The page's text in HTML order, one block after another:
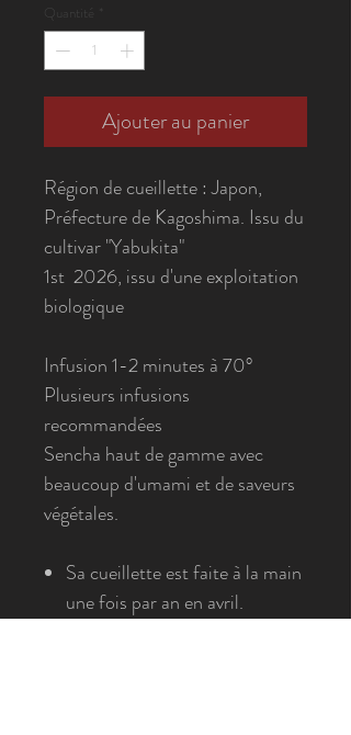
Ajouter au panier
Région de cueillette : Japon,
Préfecture de Kagoshima. Issu du
cultivar "Yabukita"
1st 2026, issu d'une exploitation
biologique
Infusion 1-2 minutes à 70°
Plusieurs infusions
recommandées
Sencha haut de gamme avec
beaucoup d'umami et de saveurs
végétales.
Sa cueillette est faite à la main
une fois par an en avril.